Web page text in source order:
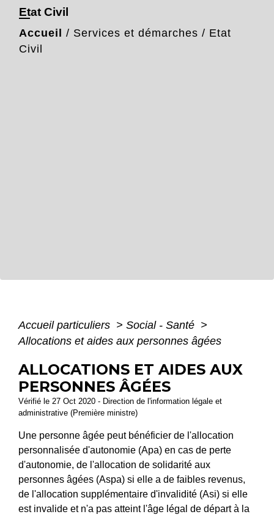
Etat Civil
Accueil / Services et démarches / Etat
Civil
Accueil particuliers > Social - Santé >
Allocations et aides aux personnes âgées
ALLOCATIONS ET AIDES AUX
PERSONNES ÂGÉES
Vérifié le 27 Oct 2020 - Direction de l'information légale et
administrative (Première ministre)
Une personne âgée peut bénéficier de l'allocation
personnalisée d'autonomie (Apa) en cas de perte
d'autonomie, de l'allocation de solidarité aux
personnes âgées (Aspa) si elle a de faibles revenus,
de l'allocation supplémentaire d'invalidité (Asi) si elle
est invalide et n'a pas atteint l'âge légal de départ à la